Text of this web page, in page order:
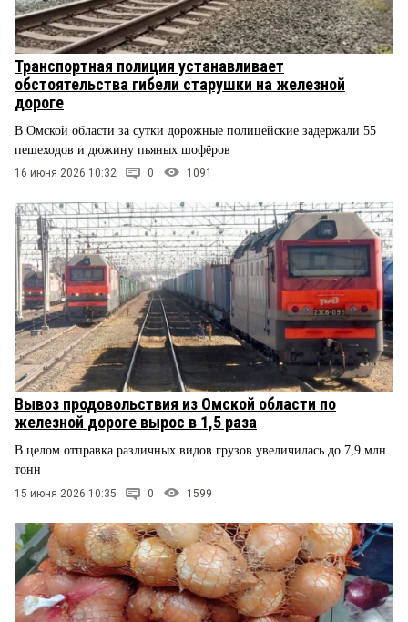
Транспортная полиция устанавливает
обстоятельства гибели старушки на железной
дороге
В Омской области за сутки дорожные полицейские задержали 55
пешеходов и дюжину пьяных шофёров
16 июня 2026 10:32 0 1091
Вывоз продовольствия из Омской области по
железной дороге вырос в 1,5 раза
В целом отправка различных видов грузов увеличилась до 7,9 млн
тонн
15 июня 2026 10:35 0 1599